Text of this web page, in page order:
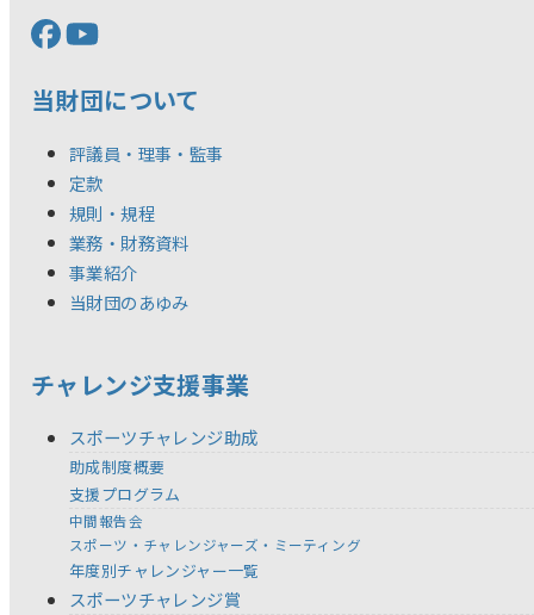
当財団について
評議員・理事・監事
定款
規則・規程
業務・財務資料
事業紹介
当財団のあゆみ
チャレンジ支援事業
スポーツチャレンジ助成
助成制度概要
支援プログラム
中間報告会
スポーツ・チャレンジャーズ・ミーティング
年度別チャレンジャー一覧
スポーツチャレンジ賞